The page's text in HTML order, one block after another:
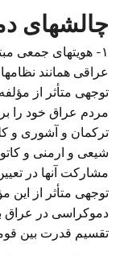
چالشهای
۱- هویتهای جمعی
عراقی همانند
توجهی متأثر از
مردم عراق خود را
ترکمان و آشوری و
شیعی و ارمنی و
مشارکت آنها در
توجهی متأثر از
دموکراسی در عراق
تقسیم قدرت بین